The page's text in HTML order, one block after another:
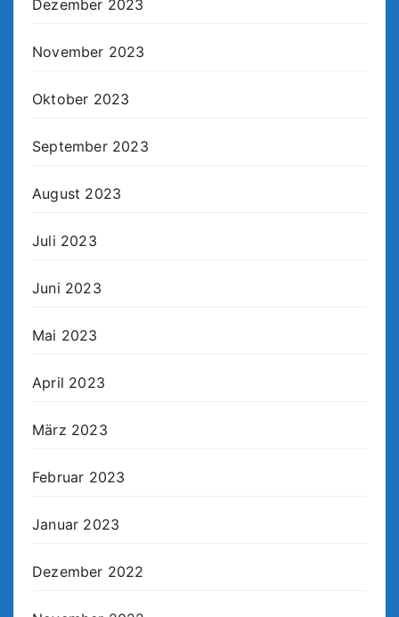
Dezember 2023
November 2023
Oktober 2023
September 2023
August 2023
Juli 2023
Juni 2023
Mai 2023
April 2023
März 2023
Februar 2023
Januar 2023
Dezember 2022